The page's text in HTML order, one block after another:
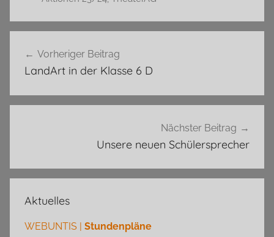
Vorheriger Beitrag
LandArt in der Klasse 6 D
Nächster Beitrag
Unsere neuen Schülersprecher
Aktuelles
WEBUNTIS | Stundenpläne